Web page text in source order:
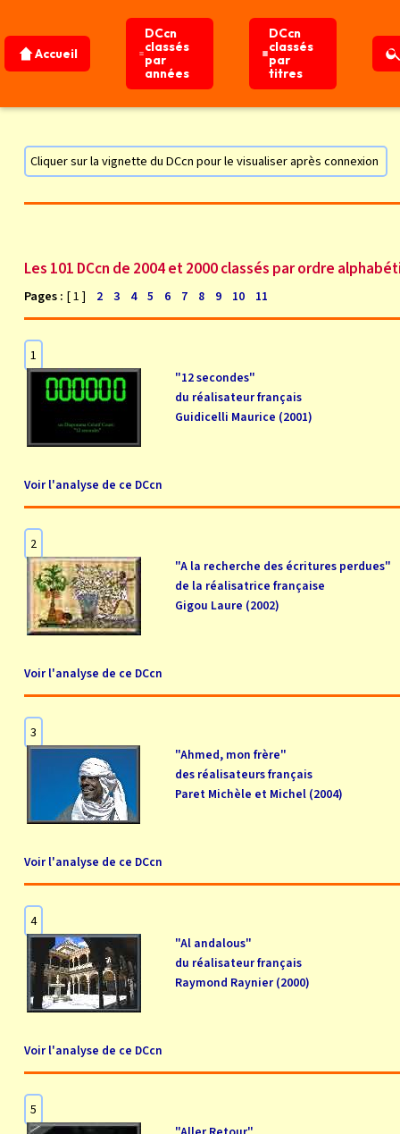
Accueil
DCcn
classés
par
années
DCcn
classés
par
titres
DCcn de 2004 et 2000
Cliquer sur la vignette du DCcn pour le visualiser après connexion
Les 101 DCcn de 2004 et 2000 classés par ordre
Pages : [ 1 ] 2 3 4 5 6 7 8 9 10 11
1
"12 secondes"
du réalisateur français
Guidicelli Maurice (2001)
Voir l'analyse de ce DCcn
2
"A la recherche des écritures perdues"
de la réalisatrice française
Gigou Laure (2002)
Voir l'analyse de ce DCcn
3
"Ahmed, mon frère"
des réalisateurs français
Paret Michèle et Michel (2004)
Voir l'analyse de ce DCcn
4
"Al andalous"
du réalisateur français
Raymond Raynier (2000)
Voir l'analyse de ce DCcn
5